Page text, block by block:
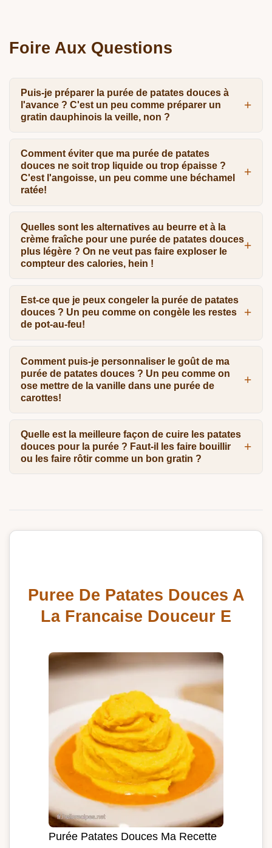
Foire Aux Questions
Puis-je préparer la purée de patates douces à
l'avance ? C'est un peu comme préparer un
gratin dauphinois la veille, non ?
Comment éviter que ma purée de patates
douces ne soit trop liquide ou trop épaisse ?
C'est l'angoisse, un peu comme une béchamel
ratée!
Quelles sont les alternatives au beurre et à la
crème fraîche pour une purée de patates douces
plus légère ? On ne veut pas faire exploser le
compteur des calories, hein !
Est-ce que je peux congeler la purée de patates
douces ? Un peu comme on congèle les restes
de pot-au-feu!
Comment puis-je personnaliser le goût de ma
purée de patates douces ? Un peu comme on
ose mettre de la vanille dans une purée de
carottes!
Quelle est la meilleure façon de cuire les patates
douces pour la purée ? Faut-il les faire bouillir
ou les faire rôtir comme un bon gratin ?
Puree De Patates Douces A
La Francaise Douceur E
Purée Patates Douces Ma Recette